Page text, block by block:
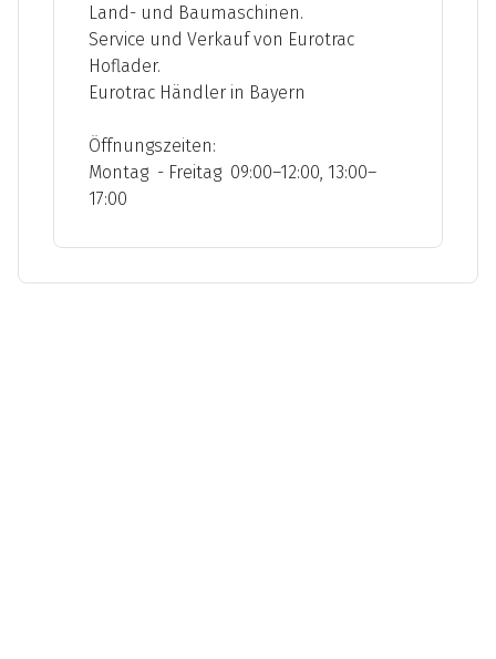
Land- und Baumaschinen.
Service und Verkauf von Eurotrac
Hoflader.
Eurotrac Händler in Bayern
Öffnungszeiten:
Montag - Freitag 09:00–12:00, 13:00–
17:00